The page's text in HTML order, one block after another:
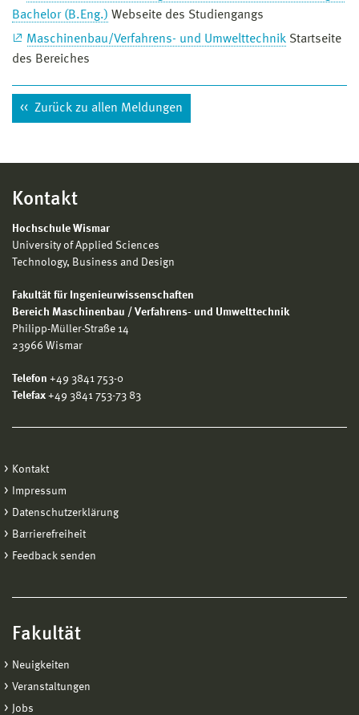
Bachelor (B.Eng.) Webseite des Studiengangs
Maschinenbau/Verfahrens- und Umwelttechnik Startseite
des Bereiches
Zurück zu allen Meldungen
Kontakt
Hochschule Wismar
University of Applied Sciences
Technology, Business and Design
Fakultät für Ingenieurwissenschaften
Bereich Maschinenbau / Verfahrens- und Umwelttechnik
Philipp-Müller-Straße 14
23966 Wismar
Telefon +49 3841 753-0
Telefax +49 3841 753-73 83
Kontakt
Impressum
Datenschutzerklärung
Barrierefreiheit
Feedback senden
Fakultät
Neuigkeiten
Veranstaltungen
Jobs